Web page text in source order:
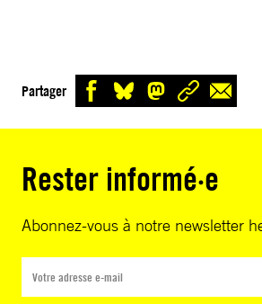
Partager
Rester informé·e
Abonnez-vous à notre newsletter